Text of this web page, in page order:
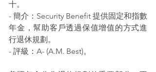
十。
- 簡介：Security Benefit 提供固定和指數
年金，幫助客戶透過保值增值的方式進
行退休規劃。
- 評級：A- (A.M. Best)。